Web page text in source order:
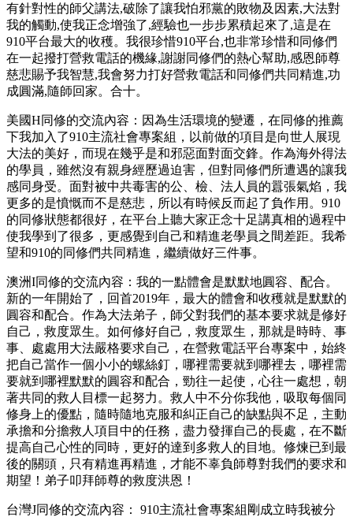
有針對性的師父講法,破除了讓我怕邪黨的敗物及因素,大法對
我的觸動,使我正念增強了,經驗也一步步累積起來了,這是在
910平台最大的收穫。我很珍惜910平台,也非常珍惜和同修們
在一起撥打營救電話的機緣,謝謝同修們的熱心幫助,感恩師尊
慈悲賜予我智慧,我會努力打好營救電話和同修們共同精進,功
成圓滿,隨師回家。合十。
美國H同修的交流內容：因為生活環境的變遷，在同修的推薦
下我加入了910主流社會專案組，以前做的項目是向世人展現
大法的美好，而現在幾乎是和邪惡面對面交鋒。作為海外得法
的學員，雖然沒有親身經歷過迫害，但對同修們所遭遇的讓我
感同身受。面對被中共毒害的公、檢、法人員的囂張氣焰，我
更多的是憤慨而不是慈悲，所以有時候反而起了負作用。910
的同修狀態都很好，在平台上聽大家正念十足講真相的過程中
使我學到了很多，更感覺到自己和精進老學員之間差距。我希
望和910的同修們共同精進，繼續做好三件事。
澳洲I同修的交流內容：我的一點體會是默默地圓容、配合。
新的一年開始了，回首2019年，最大的體會和收穫就是默默的
圓容和配合。作為大法弟子，師父對我們的基本要求就是修好
自己，救度眾生。如何修好自己，救度眾生，那就是時時、事
事、處處用大法嚴格要求自己，在營救電話平台專案中，始終
把自己當作一個小小的螺絲釘，哪裡需要就到哪裡去，哪裡需
要就到哪裡默默的圓容和配合，勁往一起使，心往一處想，朝
著共同的救人目標一起努力。救人中不分你我他，吸取每個同
修身上的優點，隨時隨地克服和糾正自己的缺點與不足，主動
承擔和分擔救人項目中的任務，盡力發揮自己的長處，在不斷
提高自己心性的同時，更好的達到多救人的目地。修煉已到最
後的關頭，只有精進再精進，才能不辜負師尊對我們的要求和
期望！弟子叩拜師尊的救度洪恩！
台灣J同修的交流內容： 910主流社會專案組剛成立時我被分